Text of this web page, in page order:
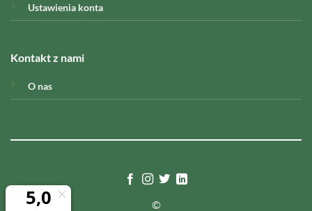
Ustawienia konta
Kontakt z nami
O nas
©